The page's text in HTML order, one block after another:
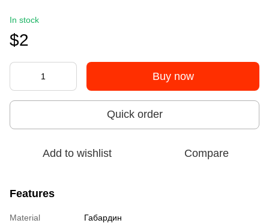
In stock
$2
Buy now
Quick order
Add to wishlist Compare
Features
Material
Габардин